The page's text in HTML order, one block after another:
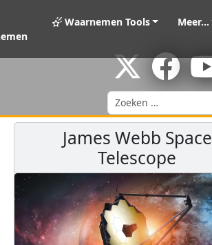
Waarnemen Tools Meer...
Zoeken
James Webb Space
Telescope